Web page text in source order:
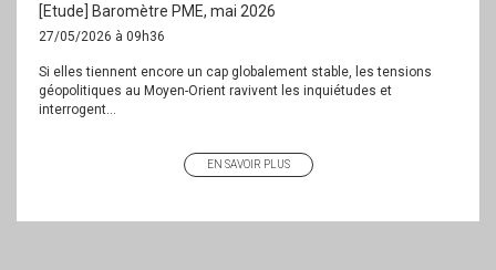
[Etude] Baromètre PME, mai 2026
27/05/2026 à 09h36
Si elles tiennent encore un cap globalement stable, les tensions
géopolitiques au Moyen-Orient ravivent les inquiétudes et
interrogent...
EN SAVOIR PLUS